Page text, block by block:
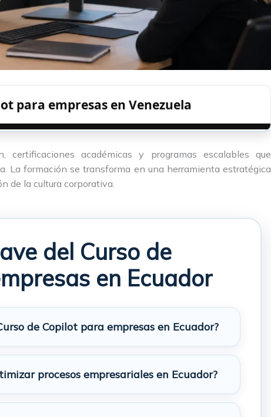
para empresas en Venezuela
certificaciones académicas y programas escalables que
La formación se transforma en una herramienta estratégica
de la cultura corporativa.
del Curso de
en Ecuador
de Copilot para empresas en Ecuador?
procesos empresariales en Ecuador?